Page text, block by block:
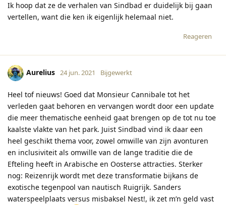
Ik hoop dat ze de verhalen van Sindbad er duidelijk bij gaan
vertellen, want die ken ik eigenlijk helemaal niet.
Reageren
Aurelius 24 jun. 2021 Bijgewerkt
Heel tof nieuws! Goed dat Monsieur Cannibale tot het
verleden gaat behoren en vervangen wordt door een update
die meer thematische eenheid gaat brengen op de tot nu toe
kaalste vlakte van het park. Juist Sindbad vind ik daar een
heel geschikt thema voor, zowel omwille van zijn avonturen
en inclusiviteit als omwille van de lange traditie die de
Efteling heeft in Arabische en Oosterse attracties. Sterker
nog: Reizenrijk wordt met deze transformatie bijkans de
exotische tegenpool van nautisch Ruigrijk. Sanders
waterspeelplaats versus misbaksel Nest!, ik zet m’n geld vast